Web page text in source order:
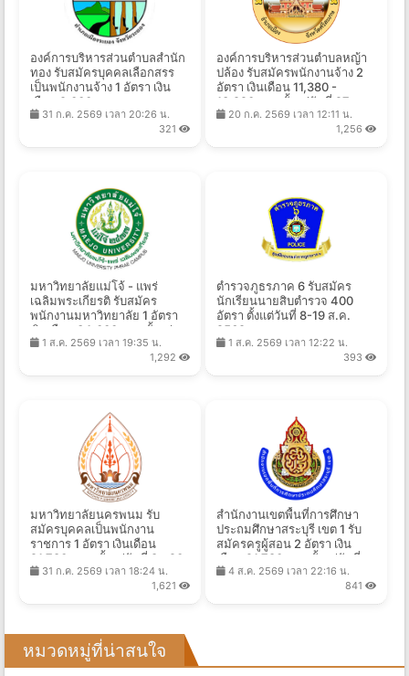
องค์การบริหารส่วนตําบลสํานัก
ทอง รับสมัครบุคคลเลือกสรร
เป็นพนักงานจ้าง 1 อัตรา เงิน
เดือน 9,000 -
18,150 บาท ตั้งแต่วันที่ 10 - 18
31 ก.ค. 2569 เวลา 20:26 น.
321
องค์การบริหารส่วนตำบลหญ้า
ปล้อง รับสมัครพนักงานจ้าง 2
อัตรา เงินเดือน 11,380 -
13,920 บาท ตั้งแต่วันที่ 27 ก.ค.
- 10 ส.ค. 2569
20 ก.ค. 2569 เวลา 12:11 น.
1,256
มหาวิทยาลัยแม่โจ้ - แพร่
เฉลิมพระเกียรติ รับสมัคร
พนักงานมหาวิทยาลัย 1 อัตรา
เงินเดือน 34,000 บาท ตั้งแต่
บัดนี้ - 28 ส.ค. 2569
1 ส.ค. 2569 เวลา 19:35 น.
1,292
ตำรวจภูธรภาค 6 รับสมัคร
นักเรียนนายสิบตำรวจ 400
อัตรา ตั้งแต่วันที่ 8-19 ส.ค.
2569
1 ส.ค. 2569 เวลา 12:22 น.
393
มหาวิทยาลัยนครพนม รับ
สมัครบุคคลเป็นพนักงาน
ราชการ 1 อัตรา เงินเดือน
21,780 บาท ตั้งแต่วันที่ 8 - 20
ส.ค. 2569
31 ก.ค. 2569 เวลา 18:24 น.
1,621
สำนักงานเขตพื้นที่การศึกษา
ประถมศึกษาสระบุรี เขต 1 รับ
สมัครครูผู้สอน 2 อัตรา เงิน
เดือน 21,780 บาท ตั้งแต่วันที่
17-21 ส.ค. 2569
4 ส.ค. 2569 เวลา 22:16 น.
841
หมวดหมู่ที่น่าสนใจ